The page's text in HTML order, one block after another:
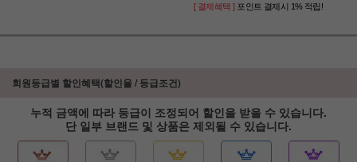
[ 결제혜택 ] 포인트 결제시 1% 적립!
회원등급별 할인혜택(할인율 / 등급조건)
누적 금액에 따라 등급이 조정되어 할인을 받을 수 있습니다.
단 일부 브랜드 및 상품은 제외될 수 있습니다.